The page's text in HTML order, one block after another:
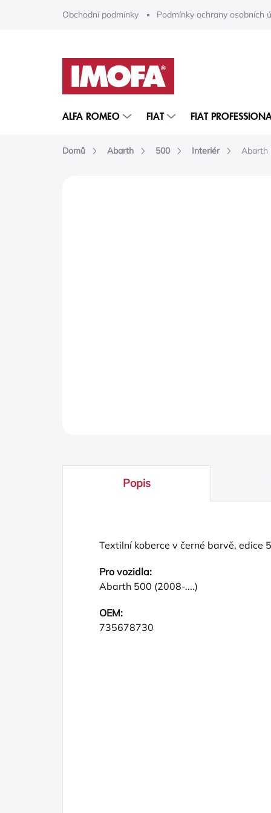
Obchodní podmínky Podmínky ochrany osobních
ALFA ROMEO FIAT FIAT
Domů Abarth 500 Interiér Abarth
Popis
Textilní koberce v černé barvě, edice
Pro vozidla:
Abarth 500 (2008-....)
OEM:
735678730